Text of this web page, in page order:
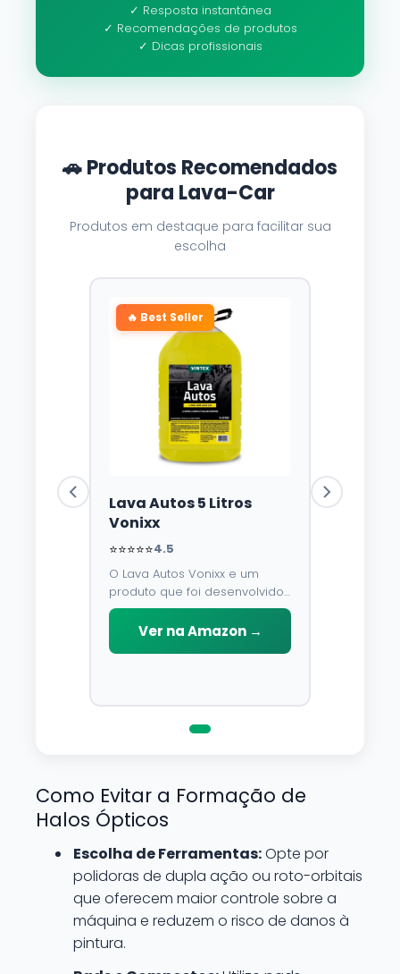
✓ Resposta instantânea
✓ Recomendações de produtos
✓ Dicas profissionais
🚗 Produtos Recomendados
para Lava-Car
Produtos em destaque para facilitar sua
escolha
🔥 Best Seller
Lava Autos 5 Litros
Vonixx
⭐⭐⭐⭐⭐4.5
O Lava Autos Vonixx e um
produto que foi desenvolvido
para limpar, proteger e
conservar a lataria do veiculo.
Por possuir pH neutro, pode
Ver na Amazon →
Como Evitar a Formação de
Halos Ópticos
Escolha de Ferramentas:Opte por
polidoras de dupla ação ou roto-orbitais
que oferecem maior controle sobre a
máquina e reduzem o risco de danos à
pintura.